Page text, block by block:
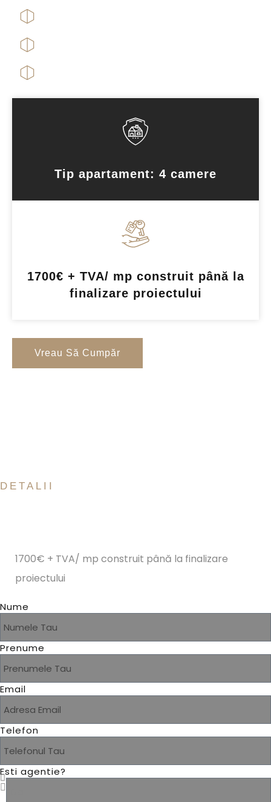
Tip apartament: 4 camere
1700€ + TVA/ mp construit până la
finalizare proiectului
Vreau Să Cumpăr
DETALII
1700€ + TVA/ mp construit până la finalizare
proiectului
Nume
Prenume
Email
Telefon
Esti agentie?